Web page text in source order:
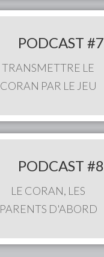
PODCAST #7
TRANSMETTRE LE
CORAN PAR LE JEU
PODCAST #8
LE CORAN, LES
PARENTS D'ABORD